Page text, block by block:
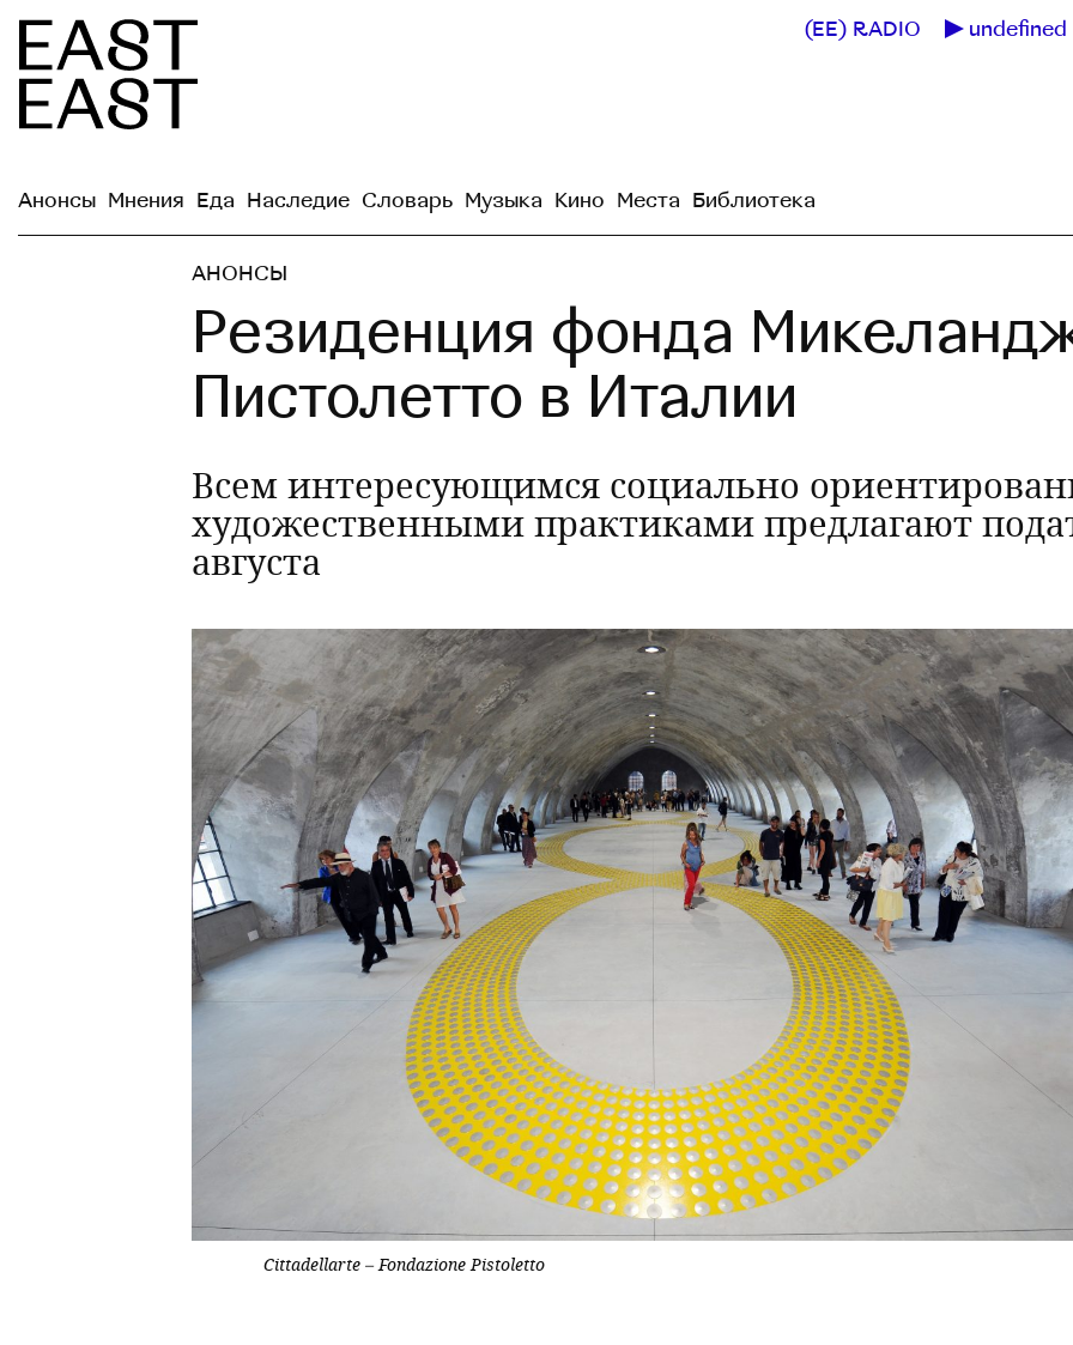
(EE) RADIO
Анонсы Мнения Еда Наследие Словарь Музыка Кино Места Библиотека
АНОНСЫ
Резиденция фонда
Пистолетто в Италии
Всем интересующимся социально
художественными практиками предлагают
августа
Cittadellarte – Fondazione Pistoletto